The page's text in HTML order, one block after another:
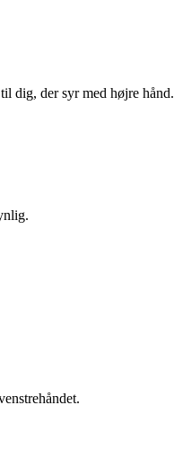
dig, der syr med højre hånd.